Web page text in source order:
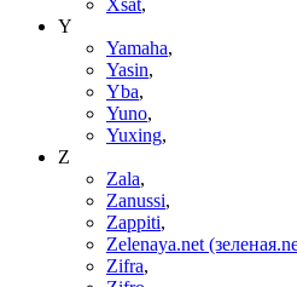
Y
Yamaha,
Yasin,
Yba,
Yuno,
Yuxing,
Z
Zala,
Zanussi,
Zappiti,
Zelenaya.net
Zifra,